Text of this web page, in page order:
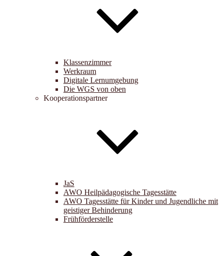
Klassenzimmer
Werkraum
Digitale Lernumgebung
Die WGS von oben
Kooperationspartner
JaS
AWO Heilpädagogische Tagesstätte
AWO Tagesstätte für Kinder und Jugendliche mit
geistiger Behinderung
Frühförderstelle